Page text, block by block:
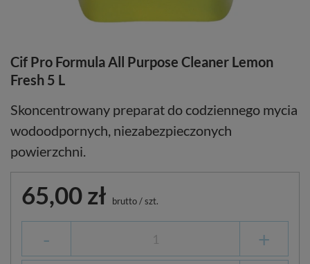
Cif Pro Formula All Purpose Cleaner Lemon
Fresh 5 L
Skoncentrowany preparat do codziennego mycia
wodoodpornych, niezabezpieczonych
powierzchni.
65,00 zł brutto/szt.
- +